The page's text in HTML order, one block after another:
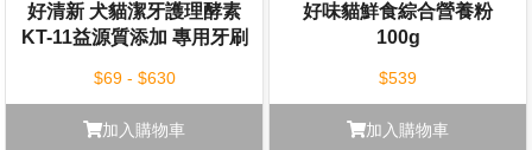
好清新 犬貓潔牙護理酵素
KT-11益源質添加 專用牙刷
$69 - $630
加入購物車
好味貓鮮食綜合營養粉
100g
$539
加入購物車